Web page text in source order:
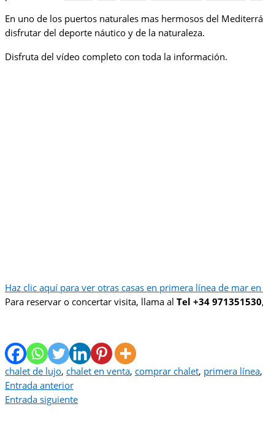
En uno de los puertos naturales mas hermosos del
disfrutar del deporte náutico y de la naturaleza.
Disfruta del vídeo completo con toda la información.
Haz clic aquí para ver otras casas en primera línea de mar
Para reservar o concertar visita, llama al Tel +34 971351530
chalet de lujo, chalet en venta, comprar chalet, primera línea,
Entrada anterior
Entrada siguiente